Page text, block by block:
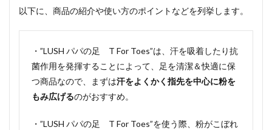
以下に、商品の紹介や使い方のポイントなどを列挙します。
・”LUSH パパの足 T For Toes”は、汗を吸着したり抗
菌作用を発揮することによって、足を清潔＆快適に保
つ商品なので、まずは汗をよくかく指先を中心に粉を
もみ広げるのがおすすめ。
・”LUSH パパの足 T For Toes”を使う際、粉がこぼれ